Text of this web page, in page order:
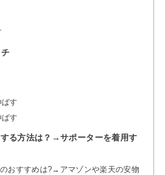
す
す
る方法は？→サポーターを着用す
おすすめは?→アマゾンや楽天の安物